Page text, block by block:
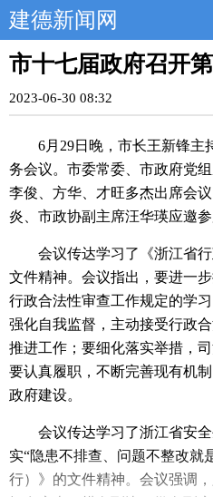
建德新闻网
市十七届政府召开
2023-06-30 08:32
6月29日晚，市长王新锋主
务会议。市委常委、市政府党
李俊、方华、才旺多杰出席会
炎、市政协副主席汪华瑛应邀参
会议传达学习了《浙江省
文件精神。会议指出，要进一
行政合法性审查工作规定的学
强化自我监督，主动接受行政
推进工作；要细化落实举措，
要认真履职，不断完善现有机
政府建设。
会议传达学习了浙江省安
实“隐患不排查、问题不整改就
行）》的文件精神。会议强调